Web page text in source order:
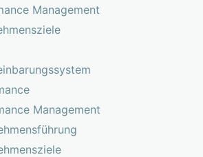
Management
Management